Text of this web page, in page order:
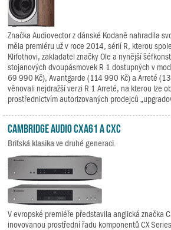
Značka Audiovector z dánské Kodaně nahradila
měla premiéru už v roce 2014, sérií R, kterou
Klifothovi, zakladatel značky Ole a nynější
stojanových dvoupásmovek R 1 dostupných v
69 990 Kč), Avantgarde (114 990 Kč) a Arreté
věnovali nejdražší verzi R 1 Arreté, na kterou lze
prostřednictvím autorizovaných prodejců
Cambridge Audio CXA61 a CXC
Britská klasika ve druhé generaci.
V evropské premiéře představila anglická značka
inovovanou prostřední řadu komponentů CX